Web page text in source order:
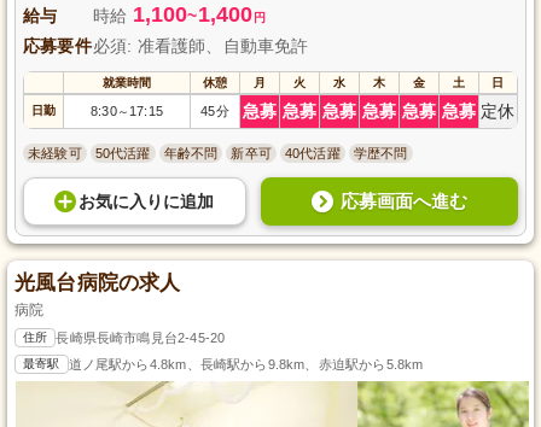
給与 時給 1,100~1,400 円
応募要件必須: 准看護師、自動車免許
就業時間 休憩 月 火 水 木 金 土 日
日勤 8:30～ 17:15 45分 急募 急募 急募 急募 急募 急募 定休
未経験可 50代活躍 年齢不問 新卒可 40代活躍 学歴不問
お気に入り に追加 応募画面へ進む
光風台病院の求人
病院
住所 長崎県長崎市鳴見台2-45-20
最寄駅 道ノ尾駅から4.8km、長崎駅から9.8km、赤迫駅から5.8km